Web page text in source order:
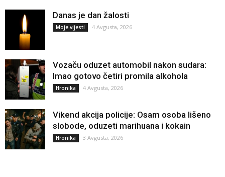
Danas je dan žalosti
Moje vijesti 4 Avgusta, 2026
Vozaču oduzet automobil nakon sudara:
Imao gotovo četiri promila alkohola
Hronika 4 Avgusta, 2026
Vikend akcija policije: Osam osoba lišeno
slobode, oduzeti marihuana i kokain
Hronika 3 Avgusta, 2026